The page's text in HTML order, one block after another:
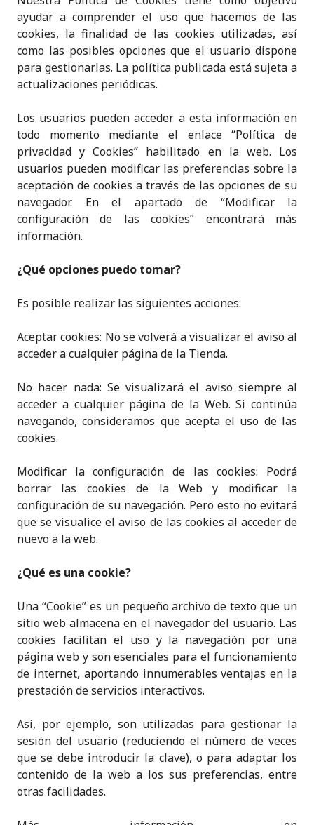
ayudar a comprender el uso que hacemos de las
cookies, la finalidad de las cookies utilizadas, así
como las posibles opciones que el usuario dispone
para gestionarlas. La política publicada está sujeta a
actualizaciones periódicas.
Los usuarios pueden acceder a esta información en
todo momento mediante el enlace “Política de
privacidad y Cookies” habilitado en la web. Los
usuarios pueden modificar las preferencias sobre la
aceptación de cookies a través de las opciones de su
navegador. En el apartado de “Modificar la
configuración de las cookies” encontrará más
información.
¿Qué opciones puedo tomar?
Es posible realizar las siguientes acciones:
Aceptar cookies: No se volverá a visualizar el aviso al
acceder a cualquier página de la Tienda.
No hacer nada: Se visualizará el aviso siempre al
acceder a cualquier página de la Web. Si continúa
navegando, consideramos que acepta el uso de las
cookies.
Modificar la configuración de las cookies: Podrá
borrar las cookies de la Web y modificar la
configuración de su navegación. Pero esto no evitará
que se visualice el aviso de las cookies al acceder de
nuevo a la web.
¿Qué es una cookie?
Una “Cookie” es un pequeño archivo de texto que un
sitio web almacena en el navegador del usuario. Las
cookies facilitan el uso y la navegación por una
página web y son esenciales para el funcionamiento
de internet, aportando innumerables ventajas en la
prestación de servicios interactivos.
Así, por ejemplo, son utilizadas para gestionar la
sesión del usuario (reduciendo el número de veces
que se debe introducir la clave), o para adaptar los
contenido de la web a los sus preferencias, entre
otras facilidades.